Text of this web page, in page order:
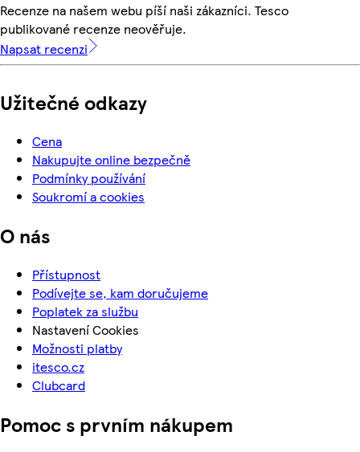
Recenze na našem webu píší naši zákazníci. Tesco
publikované recenze neověřuje.
Napsat recenzi
Užitečné odkazy
Cena
Nakupujte online bezpečně
Podmínky používání
Soukromí a cookies
O nás
Přístupnost
Podívejte se, kam doručujeme
Poplatek za službu
Nastavení Cookies
Možnosti platby
itesco.cz
Clubcard
Pomoc s prvním nákupem